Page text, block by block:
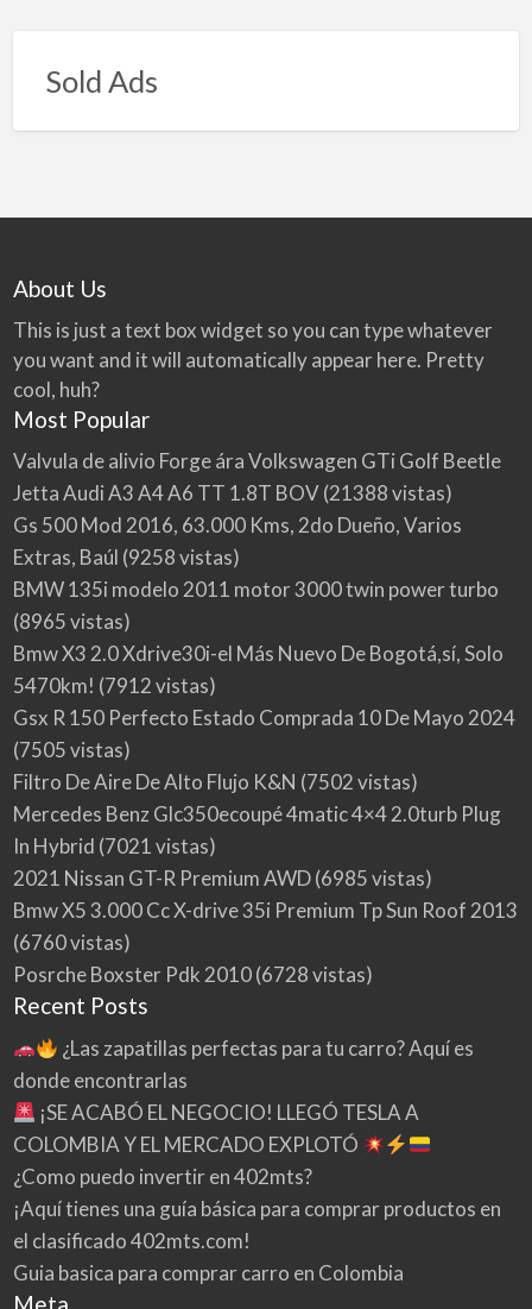
Sold Ads
About Us
This is just a text box widget so you can type whatever
you want and it will automatically appear here. Pretty
cool, huh?
Most Popular
Valvula de alivio Forge ára Volkswagen GTi Golf Beetle
Jetta Audi A3 A4 A6 TT 1.8T BOV(21388 vistas)
Gs 500 Mod 2016, 63.000 Kms, 2do Dueño, Varios
Extras, Baúl (9258 vistas)
BMW 135i modelo 2011 motor 3000 twin power turbo
(8965 vistas)
Bmw X3 2.0 Xdrive30i-el Más Nuevo De Bogotá,sí, Solo
5470km! (7912 vistas)
Gsx R 150 Perfecto Estado Comprada 10 De Mayo 2024
(7505 vistas)
Filtro De Aire De Alto Flujo K&N (7502 vistas)
Mercedes Benz Glc350ecoupé 4matic 4×4 2.0turb Plug
In Hybrid (7021 vistas)
2021 Nissan GT-R Premium AWD(6985 vistas)
Bmw X5 3.000 Cc X-drive 35i Premium Tp Sun Roof 2013
(6760 vistas)
Posrche Boxster Pdk 2010(6728 vistas)
Recent Posts
¿Las zapatillas perfectas para tu carro? Aquí es
donde encontrarlas
¡SE ACABÓ EL NEGOCIO! LLEGÓ TESLA A
COLOMBIA Y EL MERCADO EXPLOTÓ
¿Como puedo invertir en 402mts?
¡Aquí tienes una guía básica para comprar productos en
el clasificado 402mts.com!
Guia basica para comprar carro en Colombia